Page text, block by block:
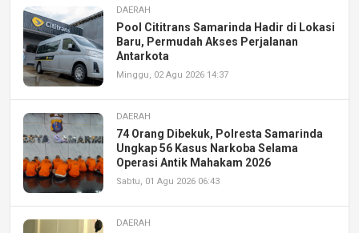
DAERAH
Pool Cititrans Samarinda Hadir di Lokasi
Baru, Permudah Akses Perjalanan
Antarkota
Minggu, 02 Agu 2026 14:37
DAERAH
74 Orang Dibekuk, Polresta Samarinda
Ungkap 56 Kasus Narkoba Selama
Operasi Antik Mahakam 2026
Sabtu, 01 Agu 2026 06:43
DAERAH